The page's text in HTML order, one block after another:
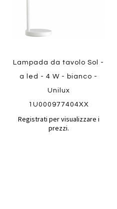
Lampada da tavolo Sol -
a led - 4 W - bianco -
Unilux
1U000977404XX
Registrati per visualizzare i
prezzi.